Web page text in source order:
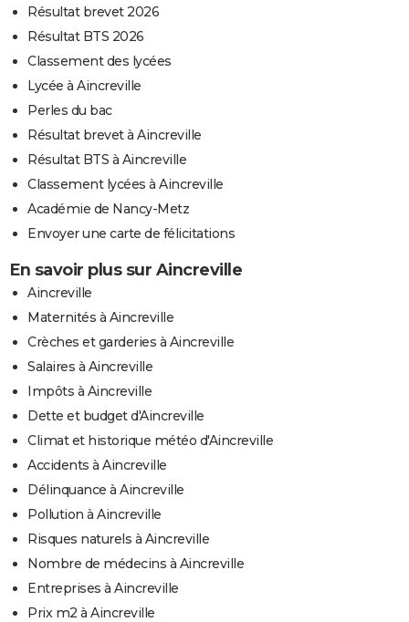
Résultat brevet 2026
Résultat BTS 2026
Classement des lycées
Lycée à Aincreville
Perles du bac
Résultat brevet à Aincreville
Résultat BTS à Aincreville
Classement lycées à Aincreville
Académie de Nancy-Metz
Envoyer une carte de félicitations
En savoir plus sur Aincreville
Aincreville
Maternités à Aincreville
Crèches et garderies à Aincreville
Salaires à Aincreville
Impôts à Aincreville
Dette et budget d'Aincreville
Climat et historique météo d'Aincreville
Accidents à Aincreville
Délinquance à Aincreville
Pollution à Aincreville
Risques naturels à Aincreville
Nombre de médecins à Aincreville
Entreprises à Aincreville
Prix m2 à Aincreville